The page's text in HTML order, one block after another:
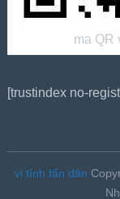
ma QR
[trustindex no-
vi tính tấn dân